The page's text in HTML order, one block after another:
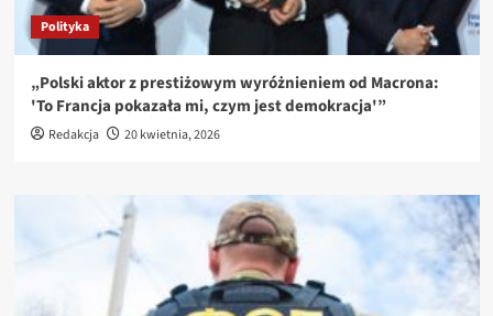
Polityka
„Polski aktor z prestiżowym wyróżnieniem od Macrona:
'To Francja pokazała mi, czym jest demokracja'”
Redakcja 20 kwietnia, 2026